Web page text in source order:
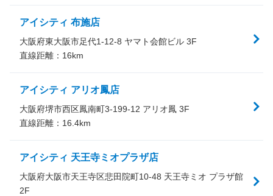
アイシティ 布施店
大阪府東大阪市足代1-12-8 ヤマト会館ビル 3F
直線距離： 16km
アイシティ アリオ鳳店
大阪府堺市西区鳳南町3-199-12 アリオ鳳 3F
直線距離： 16.4km
アイシティ 天王寺ミオプラザ店
大阪府大阪市天王寺区悲田院町10-48 天王寺ミオ プラザ館
2F